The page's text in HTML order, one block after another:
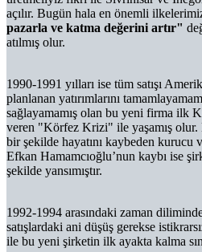
açılır. Bugün hala en önemli
pazarla ve katma değerini artır"
atılmış olur.
1990-1991 yılları ise tüm satışı
planlanan yatırımlarını
sağlayamamış olan bu yeni firma ilk
veren "Körfez Krizi" ile yaşamış olur.
bir şekilde hayatını kaybeden kurucu
Efkan Hamamcıoğlu’nun kaybı ise
şekilde yansımıştır.
1992-1994 arasındaki zaman
satışlardaki ani düşüş gerekse
ile bu yeni şirketin ilk ayakta kalma